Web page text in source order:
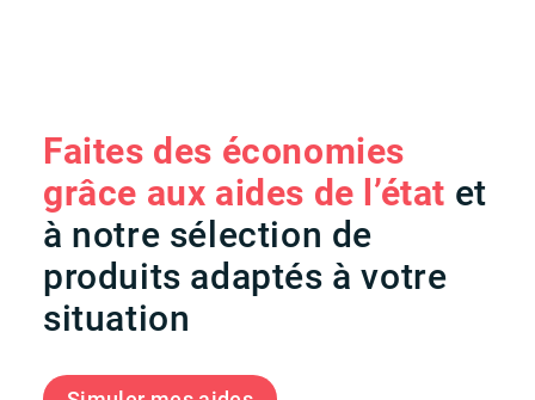
Faites des économies
grâce aux aides de l’état et
à notre sélection de
produits adaptés à votre
situation